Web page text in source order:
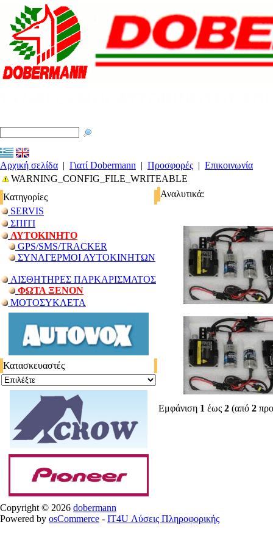
Αρχική σελίδα | Γιατί Dobermann | Προσφορές | Επικοινωνία
WARNING_CONFIG_FILE_WRITEABLE
Κατηγορίες
SERVIS
ΣΠΙΤΙ
ΑΥΤΟΚΙΝΗΤΟ
GPS/SMS/TRACKER
ΣΥΝΑΓΕΡΜΟΙ ΑΥΤΟΚΙΝΗΤΩΝ
ΑΙΣΘΗΤΗΡΕΣ ΠΑΡΚΑΡΙΣΜΑΤΟΣ
ΦΩΤΑ ΞΕΝΟΝ
ΜΟΤΟΣΥΚΛΕΤΑ
Κατασκευαστές
Αναλυτικά:
Εμφάνιση 1 έως 2 (από 2
Copyright © 2026 dobermann
Powered by osCommerce - IT4U Λύσεις Πληροφορικής